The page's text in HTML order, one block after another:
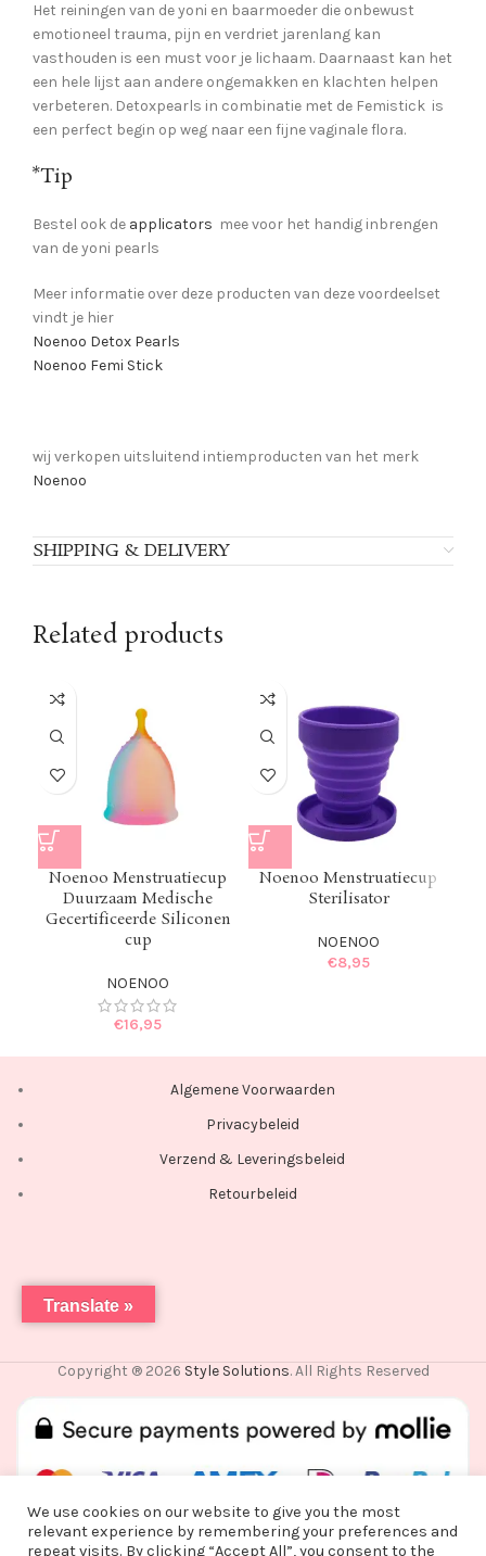
Het reiningen van de yoni en baarmoeder die onbewust
emotioneel trauma, pijn en verdriet jarenlang kan
vasthouden is een must voor je lichaam. Daarnaast kan het
een hele lijst aan andere ongemakken en klachten helpen
verbeteren. Detoxpearls in combinatie met de Femistick is
een perfect begin op weg naar een fijne vaginale flora.
*Tip
Bestel ook de applicators mee voor het handig inbrengen
van de yoni pearls
Meer informatie over deze producten van deze voordeelset
vindt je hier
Noenoo Detox Pearls
Noenoo Femi Stick
wij verkopen uitsluitend intiemproducten van het merk
Noenoo
SHIPPING & DELIVERY
Related products
Noenoo Menstruatiecup
Duurzaam Medische
Gecertificeerde Siliconen
cup
NOENOO
€16,95
Noenoo Menstruatiecup
Sterilisator
NOENOO
€8,95
Algemene Voorwaarden
Privacybeleid
Verzend & Leveringsbeleid
Retourbeleid
Copyright ® 2026 Style Solutions. All Rights Reserved
We use cookies on our website to give you the most
relevant experience by remembering your preferences and
repeat visits. By clicking “Accept All”, you consent to the
Translate »